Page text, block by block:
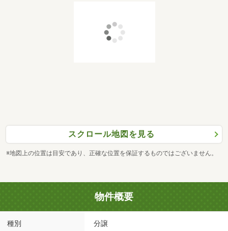
スクロール地図を見る
※地図上の位置は目安であり、正確な位置を保証するものではございません。
物件概要
種別 分譲